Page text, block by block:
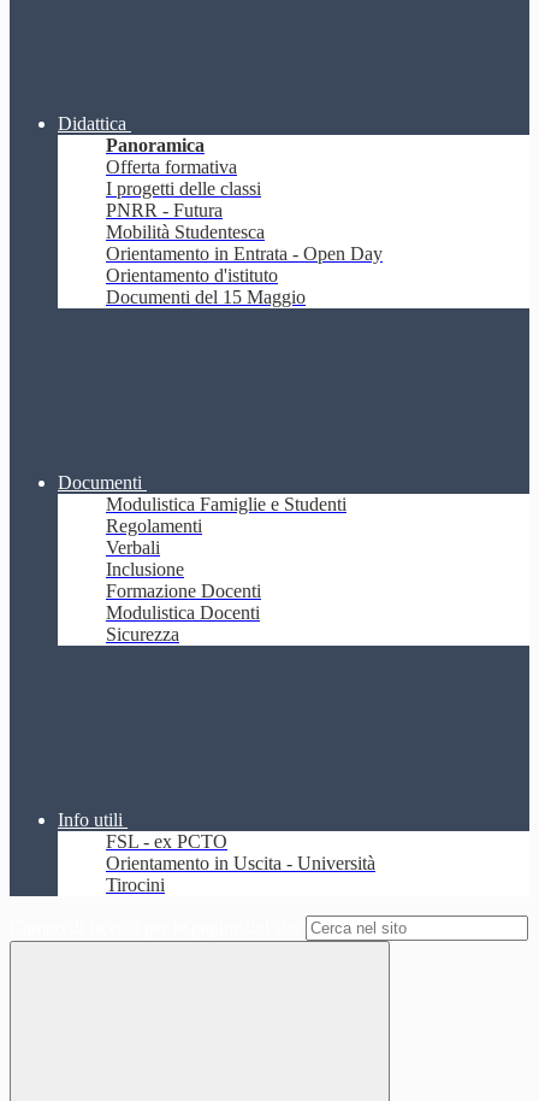
Didattica
Panoramica
Offerta formativa
I progetti delle classi
PNRR - Futura
Mobilità Studentesca
Orientamento in Entrata - Open Day
Orientamento d'istituto
Documenti del 15 Maggio
Documenti
Modulistica Famiglie e Studenti
Regolamenti
Verbali
Inclusione
Formazione Docenti
Modulistica Docenti
Sicurezza
Info utili
FSL - ex PCTO
Orientamento in Uscita - Università
Tirocini